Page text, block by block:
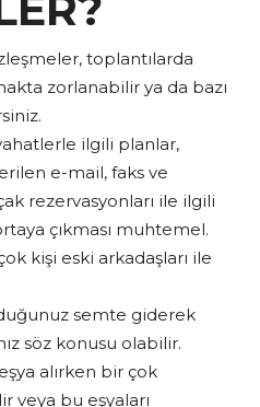
toplantılarda
zorlanabilir ya da bazı
ilgili planlar,
e-mail, faks ve
rezervasyonları ile ilgili
çıkması muhtemel.
kişi eski arkadaşları ile
semte giderek
söz konusu olabilir.
alırken bir çok
veya bu eşyaları